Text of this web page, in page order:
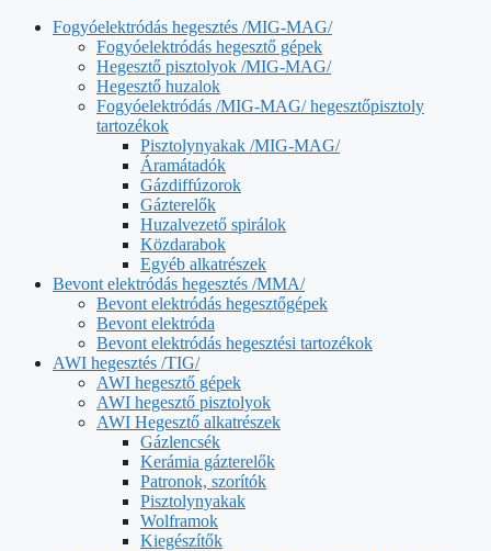
Fogyóelektródás hegesztés /MIG-MAG/
Fogyóelektródás hegesztő gépek
Hegesztő pisztolyok /MIG-MAG/
Hegesztő huzalok
Fogyóelektródás /MIG-MAG/ hegesztőpisztoly
tartozékok
Pisztolynyakak /MIG-MAG/
Áramátadók
Gázdiffúzorok
Gázterelők
Huzalvezető spirálok
Közdarabok
Egyéb alkatrészek
Bevont elektródás hegesztés /MMA/
Bevont elektródás hegesztőgépek
Bevont elektróda
Bevont elektródás hegesztési tartozékok
AWI hegesztés /TIG/
AWI hegesztő gépek
AWI hegesztő pisztolyok
AWI Hegesztő alkatrészek
Gázlencsék
Kerámia gázterelők
Patronok, szorítók
Pisztolynyakak
Wolframok
Kiegészítők